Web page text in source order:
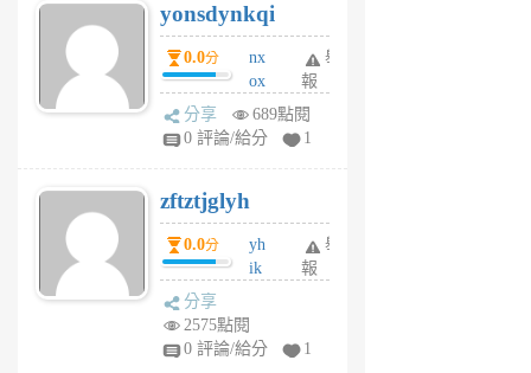
6
個
月
前
yonsdynkqi
0.0分
nx
ox
rh
pe
月
前
舉
報
分享
689點閱
0 評論/給分
1
zftztjglyh
0.0分
yh
ik
tu
舉
報
分享
2575點閱
0 評論/給分
1